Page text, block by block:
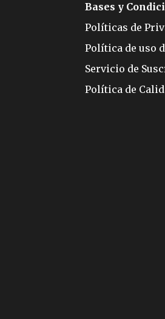
Bases y
Políticas de
Política de uso
Servicio de
Política de